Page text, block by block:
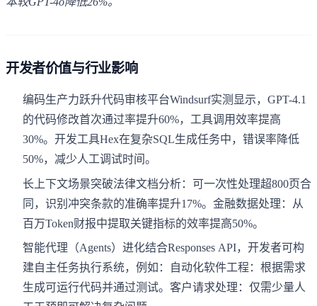
开发者价值与行业影响
编码生产力跃升代码审核平台Windsurf实测显示，GPT-4.1
的代码修改首次通过率提升60%，工具调用效率提高
30%。开发工具Hex在复杂SQL生成任务中，错误率降低
50%，减少人工调试时间。
长上下文场景突破法律文档分析：可一次性处理超800页合
同，识别冲突条款的准确率提升17%。金融数据处理：从
百万Token财报中提取关键指标的效率提高50%。
智能代理（Agents）进化结合Responses API，开发者可构
建自主任务执行系统，例如：自动化软件工程：根据需求
生成可运行代码并通过测试。客户请求处理：仅需少量人